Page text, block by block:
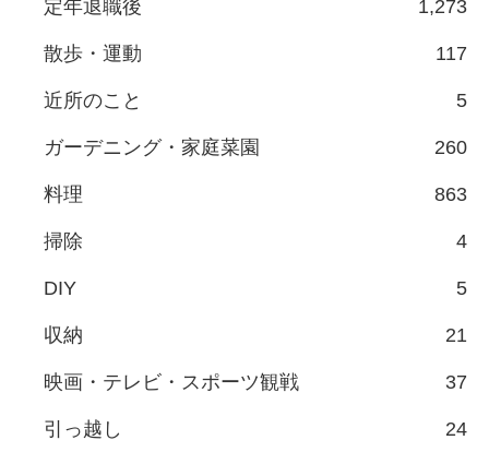
定年退職後 1,273
散歩・運動 117
近所のこと 5
ガーデニング・家庭菜園 260
料理 863
掃除 4
DIY 5
収納 21
映画・テレビ・スポーツ観戦 37
引っ越し 24